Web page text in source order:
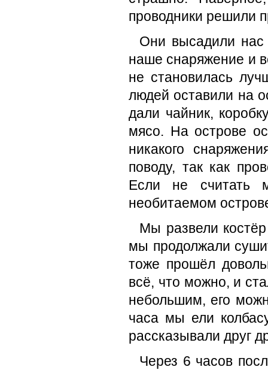
проводники решили
Они высадили нас
наше снаряжение и
не становилась
людей оставили на
дали чайник,
мясо. На острове
никакого
поводу, так как
Если не считать
необитаемом
Мы развели
мы продолжали
тоже прошёл
всё, что можно, и
небольшим, его
часа мы ели
рассказывали друг
Через 6 часов